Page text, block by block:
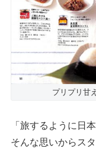
プリプリ甘
「旅するように日
そんな思いからス